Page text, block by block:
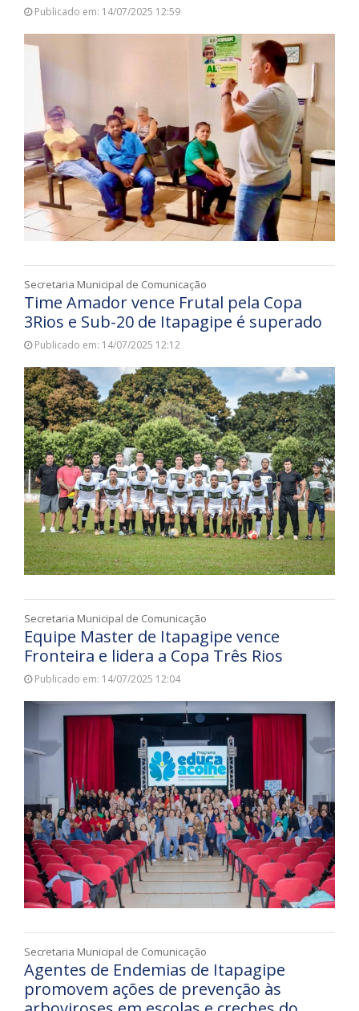
Publicado em: 14/07/2025 12:59
Secretaria Municipal de Comunicação
Time Amador vence Frutal pela Copa
3Rios e Sub-20 de Itapagipe é superado
Publicado em: 14/07/2025 12:12
Secretaria Municipal de Comunicação
Equipe Master de Itapagipe vence
Fronteira e lidera a Copa Três Rios
Publicado em: 14/07/2025 12:04
Secretaria Municipal de Comunicação
Agentes de Endemias de Itapagipe
promovem ações de prevenção às